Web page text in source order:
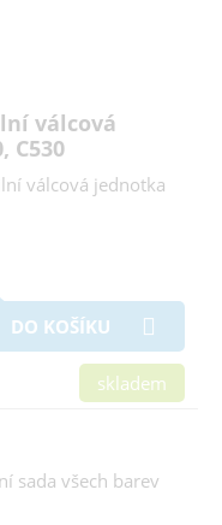
válcová
C530
válcová jednotka
DO KOŠÍKU
skladem